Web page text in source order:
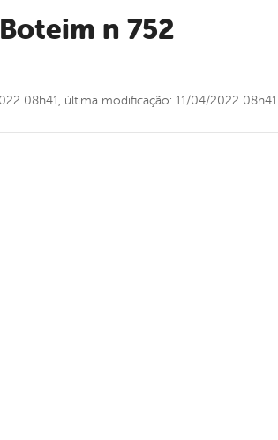
Boteim n 752
08h41, última modificação: 11/04/2022 08h41